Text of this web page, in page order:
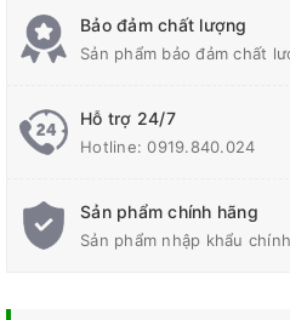
Bảo đảm chất lượng
Sản phẩm bảo đảm chất
Hỗ trợ 24/7
Hotline:0919.840.024
Sản phẩm chính hãng
Sản phẩm nhập khẩu